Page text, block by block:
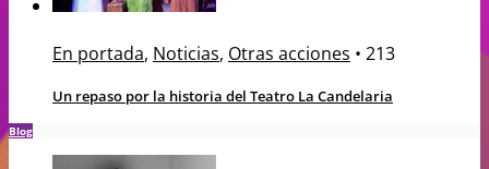
En portada, Noticias, Otras acciones • 213
Un repaso por la historia del Teatro La Candelaria
Blog